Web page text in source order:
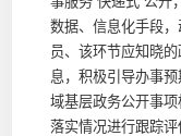
数据、信息化手段
员、该环节应知晓
息，积极引导办事
域基层政务公开事
落实情况进行跟踪